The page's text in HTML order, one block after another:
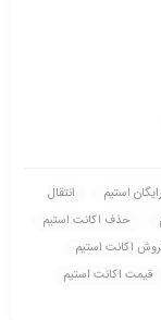
استیم
انتقال
حذف اکانت استیم
اکانت استیم
قيمت اکانت استیم